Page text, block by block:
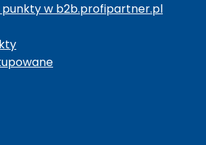
punkty w b2b.profipartner.pl